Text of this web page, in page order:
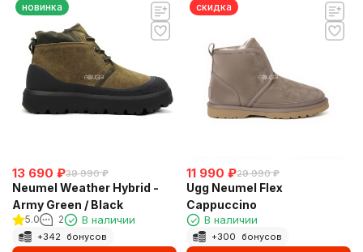
новинка
13 690 ₽39 990 ₽
Neumel Weather Hybrid -
Army Green / Black
5.0 2 В наличии
+342 бонусов
скидка
11 990 ₽29 990 ₽
Ugg Neumel Flex
Cappuccino
В наличии
+300 бонусов